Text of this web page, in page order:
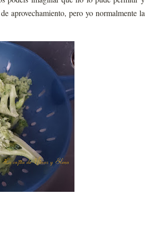
aprovechamiento, pero yo normalmente la